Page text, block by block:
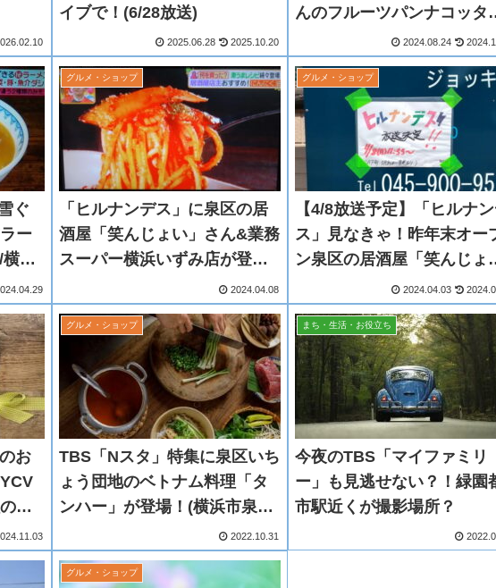
イブで！(6/28放送)
2025.06.28 2025.10.20
んのフルーツパンナコッタ
2024.08.24
ぐ
ー
浜
グルメ・ショップ
「ヒルナンデス」に泉区の居
酒屋「笑んじょい」さん&業務
スーパー横浜いずみ店が登
2024.04.08
グルメ・ショップ
【4/8放送予定】「ヒルナ
ス」見なきゃ！昨年末オー
ン泉区の居酒屋「笑んじょ
い」さんが出るらしい。
2024.04.03
お
公
グルメ・ショップ
TBS「Nスタ」特集に泉区いち
ょう団地のベトナム料理「タ
ンハー」が登場！(横浜市泉区
2022.10.31
まち・生活・お役立ち
今夜のTBS「マイファミリ
ー」も見逃せない？！緑園
市駅近くが撮影場所？
グルメ・ショップ